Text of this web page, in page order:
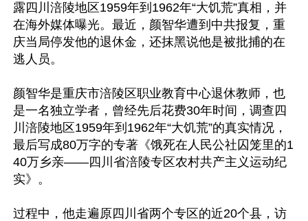
露四川涪陵地区1959年到1962年“大饥荒”真相，并
在海外媒体曝光。最近，颜智华遭到中共报复，重
庆当局停发他的退休金，还抹黑说他是被批捕的在
逃人员。
颜智华是重庆市涪陵区职业教育中心退休教师，也
是一名独立学者，曾经先后花费30年时间，调查四
川涪陵地区1959年到1962年“大饥荒”的真实情况，
最后写成80万字的专著《饿死在人民公社囚笼里的1
40万乡亲——四川省涪陵专区农村共产主义运动纪
实》。
过程中，他走遍原四川省两个专区的近20个县，访